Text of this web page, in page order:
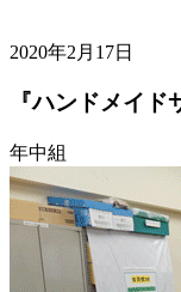
2020年2月17日
『ハンドメイ
年中組